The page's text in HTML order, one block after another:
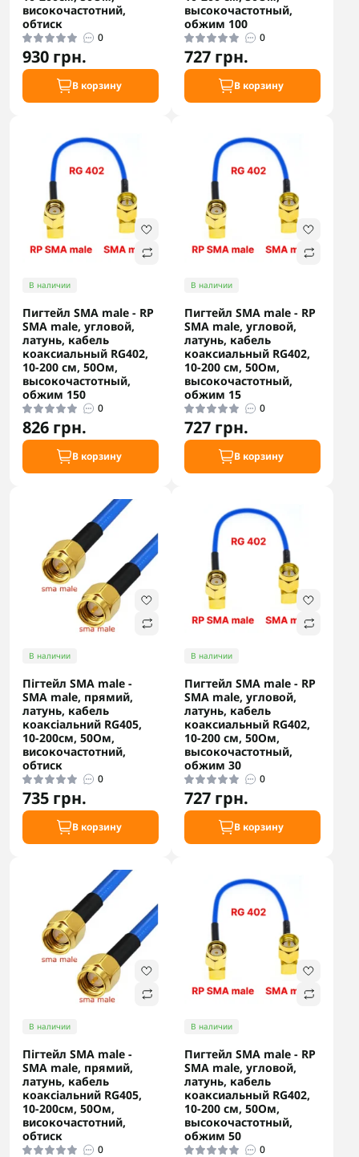
високочастотний,
обтиск
0
930 грн.
В корзину
высокочастотный,
обжим 100
0
727 грн.
В корзину
В наличии
Пигтейл SMA male - RP
SMA male, угловой,
латунь, кабель
коаксиальный RG402,
10-200 см, 50Ом,
высокочастотный,
обжим 150
0
826 грн.
В корзину
В наличии
Пигтейл SMA male - RP
SMA male, угловой,
латунь, кабель
коаксиальный RG402,
10-200 см, 50Ом,
высокочастотный,
обжим 15
0
727 грн.
В корзину
В наличии
Пігтейл SMA male -
SMA male, прямий,
латунь, кабель
коаксіальний RG405,
10-200см, 50Ом,
високочастотний,
обтиск
0
735 грн.
В корзину
В наличии
Пигтейл SMA male - RP
SMA male, угловой,
латунь, кабель
коаксиальный RG402,
10-200 см, 50Ом,
высокочастотный,
обжим 30
0
727 грн.
В корзину
В наличии
Пігтейл SMA male -
SMA male, прямий,
латунь, кабель
коаксіальний RG405,
10-200см, 50Ом,
високочастотний,
обтиск
0
В наличии
Пигтейл SMA male - RP
SMA male, угловой,
латунь, кабель
коаксиальный RG402,
10-200 см, 50Ом,
высокочастотный,
обжим 50
0